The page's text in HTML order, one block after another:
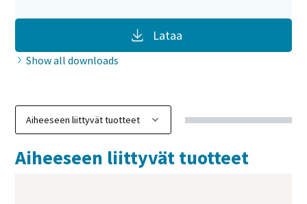
Lataa
Show all downloads
Aiheeseen liittyvät tuotteet